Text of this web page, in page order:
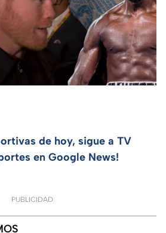
de hoy, sigue a TV
en Google News!
PUBLICIDAD